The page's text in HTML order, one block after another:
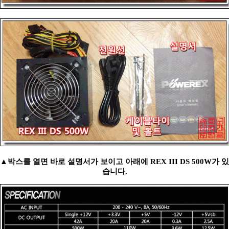
▲박스를 열면 바로 설명서가 보이고 아래에 REX III DS 500W가 있
습니다.